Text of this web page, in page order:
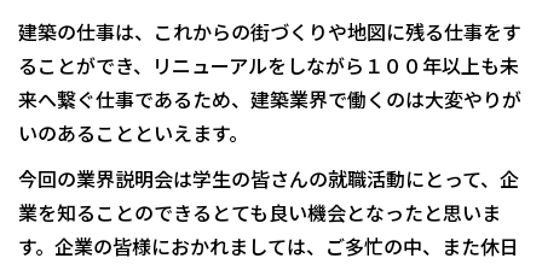
建築の仕事は、これからの街づくりや地図に残る仕事をす
ることができ、リニューアルをしながら１００年以上も未
来へ繋ぐ仕事であるため、建築業界で働くのは大変やりが
いのあることといえます。
今回の業界説明会は学生の皆さんの就職活動にとって、企
業を知ることのできるとても良い機会となったと思いま
す。企業の皆様におかれましては、ご多忙の中、また休日